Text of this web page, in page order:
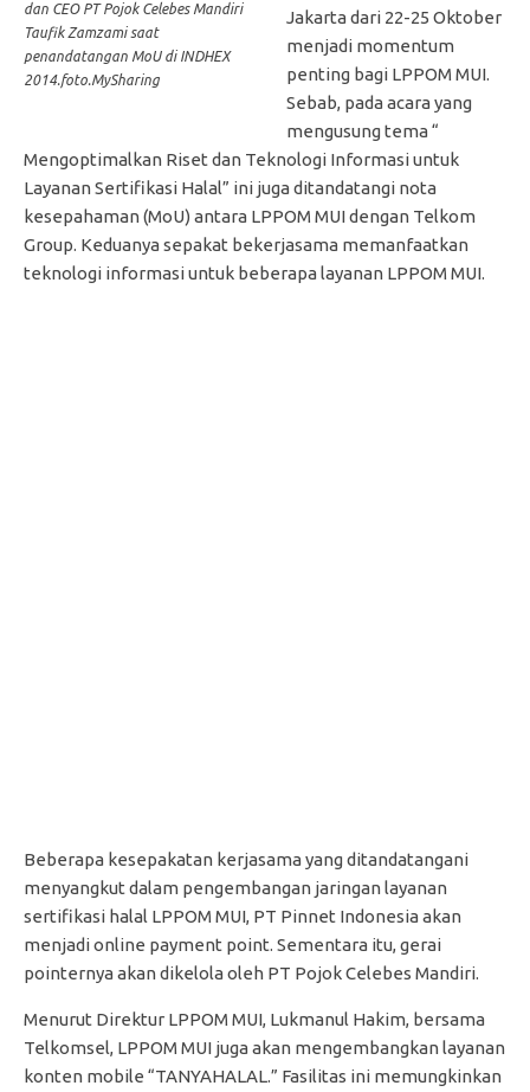
dan CEO PT Pojok Celebes Mandiri
Taufik Zamzami saat
penandatangan MoU di INDHEX
2014.foto.MySharing
Jakarta dari 22-25 Oktober
menjadi momentum
penting bagi LPPOM MUI.
Sebab, pada acara yang
mengusung tema “
Mengoptimalkan Riset dan Teknologi Informasi untuk
Layanan Sertifikasi Halal” ini juga ditandatangi nota
kesepahaman (MoU) antara LPPOM MUI dengan Telkom
Group. Keduanya sepakat bekerjasama memanfaatkan
teknologi informasi untuk beberapa layanan LPPOM MUI.
Beberapa kesepakatan kerjasama yang ditandatangani
menyangkut dalam pengembangan jaringan layanan
sertifikasi halal LPPOM MUI, PT Pinnet Indonesia akan
menjadi online payment point. Sementara itu, gerai
pointernya akan dikelola oleh PT Pojok Celebes Mandiri.
Menurut Direktur LPPOM MUI, Lukmanul Hakim, bersama
Telkomsel, LPPOM MUI juga akan mengembangkan layanan
konten mobile “TANYAHALAL.” Fasilitas ini memungkinkan